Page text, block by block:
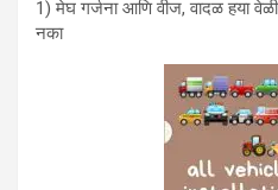
1) मेघ गर्जना आणि वीज, वादळ हया
नका